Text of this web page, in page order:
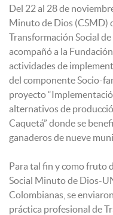
Del 22 al 28 de
Minuto de Dios (CSMD)
Transformación Social
acompañó a la
actividades de
del componente Socio-
proyecto
alternativos de
Caquetá” donde se
ganaderos de nueve
Para tal fin y como fruto
Social Minuto de Dios-
Colombianas, se
práctica profesional de